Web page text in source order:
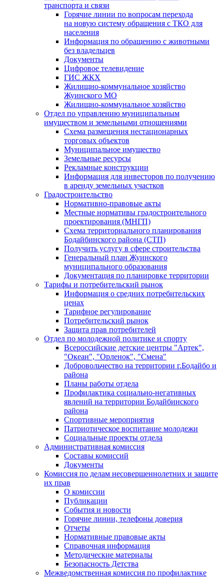
транспорта и связи
Горячие линии по вопросам перехода
на новую систему обращения с ТКО для
населения
Информация по обращению с животными
без владельцев
Документы
Цифровое телевидение
ГИС ЖКХ
Жилищно-коммунальное хозяйство
Жуинского МО
Жилищно-коммунальное хозяйство
Отдел по управлению муниципальным
имуществом и земельными отношениями
Схема размещения нестационарных
торговых объектов
Муниципальное имущество
Земельные ресурсы
Рекламные конструкции
Информация для инвесторов по получению
в аренду земельных участков
Градостроительство
Нормативно-правовые акты
Местные нормативы градостроительного
проектирования (МНГП)
Схема территориального планирования
Бодайбинского района (СТП)
Получить услугу в сфере строительства
Генеральный план Жуинского
муниципального образования
Документация по планировке территории
Тарифы и потребительский рынок
Информация о средних потребительских
ценах
Тарифное регулирование
Потребительский рынок
Защита прав потребителей
Отдел по молодежной политике и спорту
Всероссийские детские центры "Артек",
"Океан", "Орленок", "Смена"
Добровольчество на территории г.Бодайбо и
района
Планы работы отдела
Профилактика социально-негативных
явлений на территории Бодайбинского
района
Спортивные мероприятия
Патриотическое воспитание молодежи
Социальные проекты отдела
Административная комиссия
Составы комиссий
Документы
Комиссия по делам несовершеннолетних и защите
их прав
О комиссии
Публикации
События и новости
Горячие линии, телефоны доверия
Отчеты
Нормативные правовые акты
Справочная информация
Методические материалы
Безопасность Детства
Межведомственная комиссия по профилактике